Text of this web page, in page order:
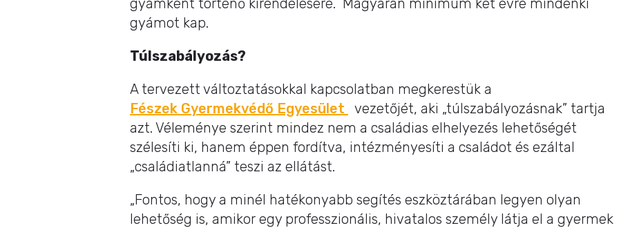
gyámként történő kirendelésére. Magyarán minimum két évre mindenki
gyámot kap.
Túlszabályozás?
A tervezett változtatásokkal kapcsolatban megkerestük a
Fészek Gyermekvédő Egyesület
vezetőjét, aki „túlszabályozásnak” tartja
azt. Véleménye szerint mindez nem a családias elhelyezés lehetőségét
szélesíti ki, hanem éppen fordítva, intézményesíti a családot és ezáltal
„családiatlanná” teszi az ellátást.
„Fontos, hogy a minél hatékonyabb segítés eszköztárában legyen olyan
lehetőség is, amikor egy professzionális, hivatalos személy látja el a gyermek